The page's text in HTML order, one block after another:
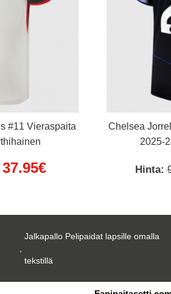
#11 Vieraspaita
37.95€
Chelsea
2025-
Hinta:
,
Jalkapallo Pelipaidat lapsille omalla
tekstillä